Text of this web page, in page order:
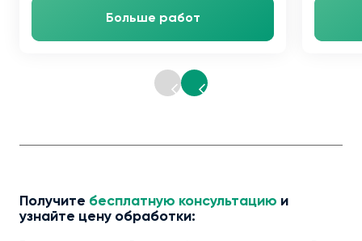
Больше работ
Получите бесплатную консультацию и
узнайте цену обработки: